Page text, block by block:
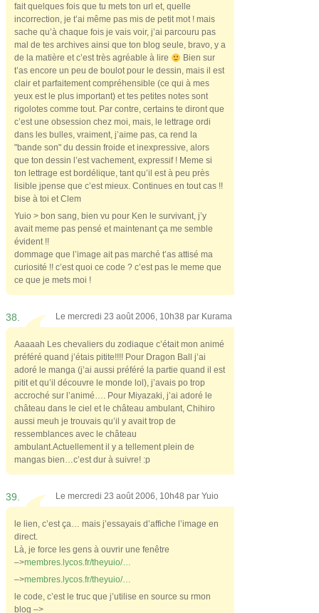
fait quelques fois que tu mets ton url et, quelle
incorrection, je t’ai même pas mis de petit mot ! mais
sache qu’à chaque fois je vais voir, j’ai parcouru pas
mal de tes archives ainsi que ton blog seule, bravo, y a
de la matière et c’est très agréable à lire
Bien sur
t’as encore un peu de boulot pour le dessin, mais il est
clair et parfaitement compréhensible (ce qui à mes
yeux est le plus important) et tes petites notes sont
rigolotes comme tout. Par contre, certains te diront que
c’est une obsession chez moi, mais, le lettrage ordi
dans les bulles, vraiment, j’aime pas, ca rend la
"bande son" du dessin froide et inexpressive, alors
que ton dessin l’est vachement, expressif ! Meme si
ton lettrage est bordélique, tant qu’il est à peu près
lisible jpense que c’est mieux. Continues en tout cas !!
bise à toi et Clem
Yuio > bon sang, bien vu pour Ken le survivant, j’y
avait meme pas pensé et maintenant ça me semble
évident !!
dommage que l’image ait pas marché t’as attisé ma
curiosité !! c’est quoi ce code ? c’est pas le meme que
ce que je mets moi !
38. Le mercredi 23 août 2006, 10h38 par Kurama
Aaaaah Les chevaliers du zodiaque c’était mon animé
préféré quand j’étais pitite!!!! Pour Dragon Ball j’ai
adoré le manga (j’ai aussi préféré la partie quand il est
pitit et qu’il découvre le monde lol), j’avais po trop
accroché sur l’animé…. Pour Miyazaki, j’ai adoré le
château dans le ciel et le château ambulant, Chihiro
aussi meuh je trouvais qu’il y avait trop de
ressemblances avec le château
ambulant.Actuellement il y a tellement plein de
mangas bien…c’est dur à suivre! :p
39. Le mercredi 23 août 2006, 10h48 par Yuio
le lien, c’est ça… mais j’essayais d’affiche l’image en
direct.
Là, je force les gens à ouvrir une fenêtre
–>membres.lycos.fr/theyuio/…
–>membres.lycos.fr/theyuio/…
le code, c’est le truc que j’utilise en source su rmon
blog –>